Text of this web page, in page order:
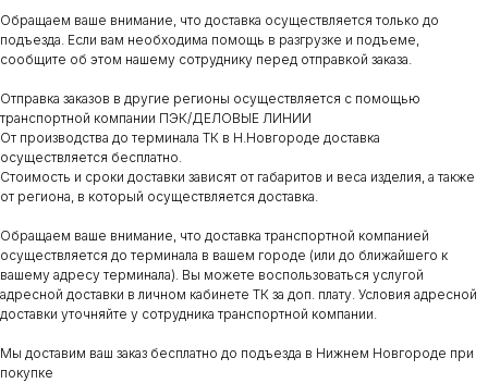
Обращаем ваше внимание, что доставка осуществляется только до
подъезда. Если вам необходима помощь в разгрузке и подъеме,
сообщите об этом нашему сотруднику перед отправкой заказа.
Отправка заказов в другие регионы осуществляется с помощью
транспортной компании ПЭК/ДЕЛОВЫЕ ЛИНИИ
От производства до терминала ТК в Н.Новгороде доставка
осуществляется бесплатно.
Стоимость и сроки доставки зависят от габаритов и веса изделия, а также
от региона, в который осуществляется доставка.
Обращаем ваше внимание, что доставка транспортной компанией
осуществляется до терминала в вашем городе (или до ближайшего к
вашему адресу терминала). Вы можете воспользоваться услугой
адресной доставки в личном кабинете ТК за доп. плату. Условия адресной
доставки уточняйте у сотрудника транспортной компании.
Мы доставим ваш заказ бесплатно до подъезда в Нижнем Новгороде при
покупке